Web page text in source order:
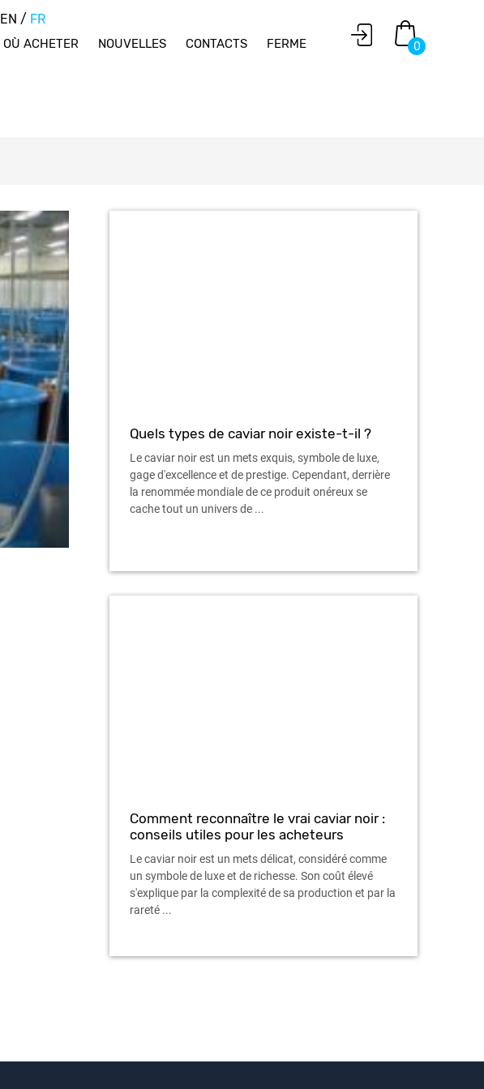
0
OÙ ACHETER NOUVELLES CONTACTS FERME
EN / FR
Quels types de caviar noir existe-t-il ?
Le caviar noir est un mets exquis, symbole de luxe,
gage d'excellence et de prestige. Cependant, derrière
la renommée mondiale de ce produit onéreux se
cache tout un univers de ...
Comment reconnaître le vrai caviar noir :
conseils utiles pour les acheteurs
Le caviar noir est un mets délicat, considéré comme
un symbole de luxe et de richesse. Son coût élevé
s'explique par la complexité de sa production et par la
rareté ...